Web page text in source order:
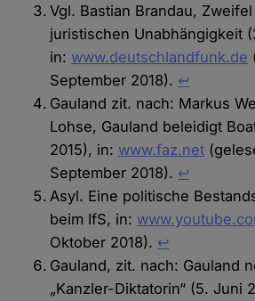
Vgl. Bastian Brandau,
juristischen Unabhängigkeit
in: www.deutschlandfunk.de
September 2018). ↩︎
Gauland zit. nach: Markus
Lohse, Gauland beleidigt
2015), in: www.faz.net
September 2018). ↩︎
Asyl. Eine politische
beim IfS, in:
Oktober 2018). ↩︎
Gauland, zit. nach: Gauland
„Kanzler-Diktatorin“ (5. Juni